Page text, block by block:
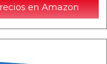
en Amazon